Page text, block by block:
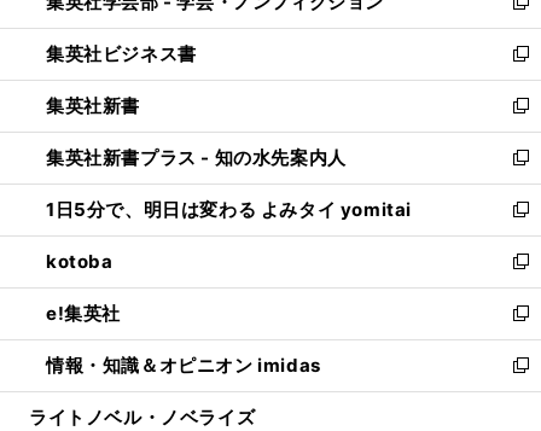
開
く
ウ
で
開
く
ィ
ン
ド
ウ
で
開
く
新
し
い
ウ
ィ
ン
ド
ウ
で
開
く
集英社ビジネス書
新
し
い
ウ
ィ
ン
ド
ウ
で
開
く
集英社新書
新
し
い
ウ
ィ
ン
ド
ウ
で
開
く
集英社新書プラス - 知の水先案内人
新
し
い
ウ
ィ
ン
ド
ウ
で
開
1日5分で、明日は変わる よみタイ yomitai
新
し
い
ウ
ィ
ン
ド
ウ
kotoba
新
し
い
ウ
ィ
ン
e!集英社
新
し
い
ウ
情報・知識＆オピニオン imidas
新
し
ライトノベル・ノベライズ